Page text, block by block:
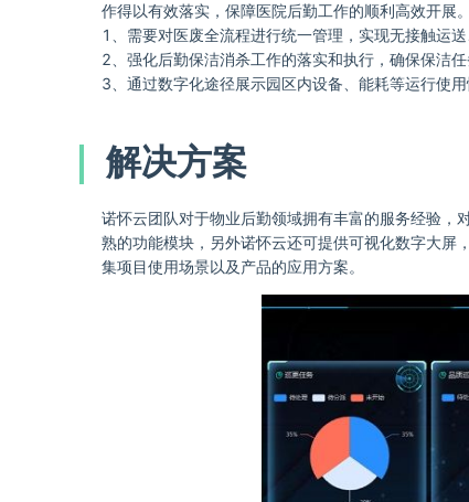
作得以有效落实，保障医院后勤工作的顺利高效开展。
1、需要对医废全流程进行统一管理，实现无接触运
2、强化后勤保洁消杀工作的落实和执行，确保保洁
3、通过数字化途径展示园区内设备、能耗等运行使
解决方案
诺怀云团队对于物业后勤领域拥有丰富的服务经验，
熟的功能模块，另外诺怀云还可提供可视化数字大屏
集项目使用场景以及产品的应用方案。